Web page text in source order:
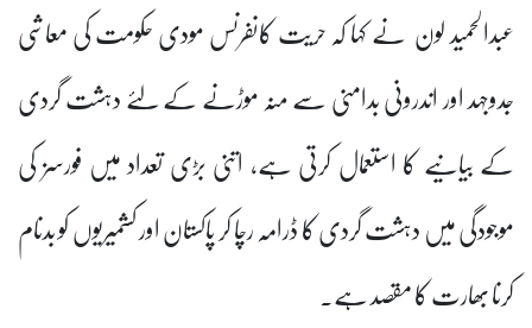
عبدالحمید لون نے کہا کہ حریت کانفرنس مودی حکومت کی معاشی
جدوجہد اور اندرونی بدامنی سے منہ موڑنے کے لئے دہشت گردی
کے بیانیے کا استعمال کرتی ہے، اتنی بڑی تعداد میں فورسز کی
موجودگی میں دہشت گردی کا ڈرامہ رچا کر پاکستان اور کشمیریوں کو بدنام
کرنا بھارت کا مقصد ہے۔